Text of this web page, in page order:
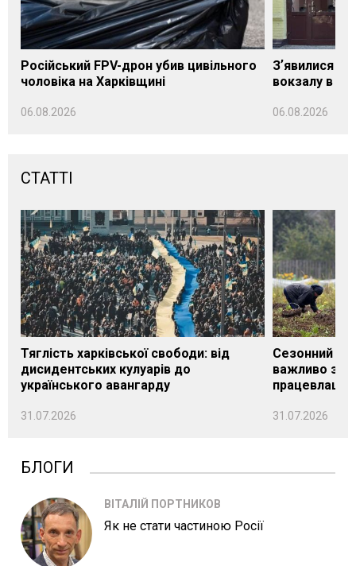
Російський FPV-дрон убив цивільного
чоловіка на Харківщині
06.08.2026
Зʼявилися
вокзалу в
06.08.2026
СТАТТІ
Тяглість харківської свободи: від
дисидентських кулуарів до
українського авангарду
31.07.2026
Сезонний
важливо
31.07.2026
БЛОГИ
ВІТАЛІЙ ПОРТНИКОВ
Як не стати частиною Росії